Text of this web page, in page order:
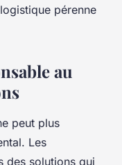
pérenne
au
peut plus
Les
des solutions qui